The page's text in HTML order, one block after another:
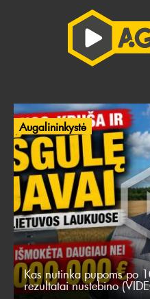
Augalininkystė
Kas nutinka pupoms po
rezultatai nustebino